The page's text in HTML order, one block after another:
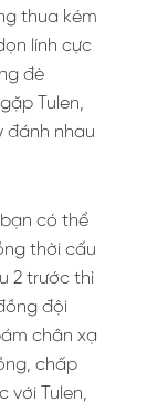
thua kém
lính cực
đè
Tulen,
đánh nhau
bạn có thể
thời cấu
2 trước thì
đội
chân xạ
chấp
với Tulen,